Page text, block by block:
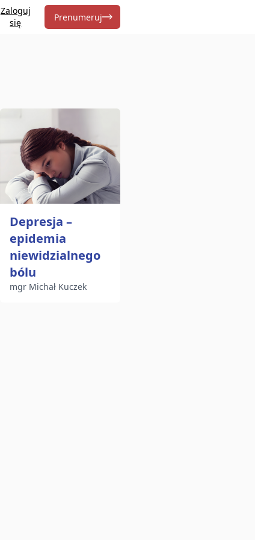
Zaloguj
się
Prenumeruj
Depresja –
epidemia
niewidzialnego
bólu
mgr Michał Kuczek